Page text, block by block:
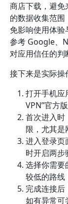
商店下载，避免
的数据收集范
免影响使用体
参考 Google、
对应用信任的判
接下来是实际操
打开手机应
VPN”官方版
首次进入时
限，尤其是
进入登录页
时开启两步
选择你需要
较低的路线
完成连接后
如有异常可